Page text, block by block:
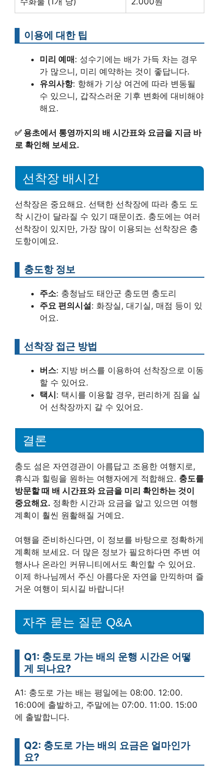
이용에 대한 팁
미리 예매: 성수기에는 배가 가득 차는 경우
가 많으니, 미리 예약하는 것이 좋답니다.
유의사항: 항해가 기상 여건에 따라 변동될
수 있으니, 갑작스러운 기후 변화에 대비해야
해요.
✅ 용초에서 통영까지의 배 시간표와 요금을 지금 바
로 확인해 보세요.
선착장 배시간
선착장은 중요해요. 선택한 선착장에 따라 충도 도
착 시간이 달라질 수 있기 때문이죠. 충도에는 여러
선착장이 있지만, 가장 많이 이용되는 선착장은 충
도항이예요.
충도항 정보
주소: 충청남도 태안군 충도면 충도리
주요 편의시설: 화장실, 대기실, 매점 등이 있
어요.
선착장 접근 방법
버스: 지방 버스를 이용하여 선착장으로 이동
할 수 있어요.
택시: 택시를 이용할 경우, 편리하게 짐을 실
어 선착장까지 갈 수 있어요.
결론
충도 섬은 자연경관이 아름답고 조용한 여행지로,
휴식과 힐링을 원하는 여행자에게 적합해요. 충도를
방문할 때 배 시간표와 요금을 미리 확인하는 것이
중요해요. 정확한 시간과 요금을 알고 있으면 여행
계획이 훨씬 원활해질 거예요.
여행을 준비하신다면, 이 정보를 바탕으로 정확하게
계획해 보세요. 더 많은 정보가 필요하다면 주변 여
행사나 온라인 커뮤니티에서도 확인할 수 있어요.
이제 하나님께서 주신 아름다운 자연을 만끽하며 즐
거운 여행이 되시길 바랍니다!
자주 묻는 질문 Q&A
Q1: 충도로 가는 배의 운행 시간은 어떻
게 되나요?
A1: 충도로 가는 배는 평일에는 08:00. 12:00.
16:00에 출발하고, 주말에는 07:00. 11:00. 15:00
에 출발합니다.
Q2: 충도로 가는 배의 요금은 얼마인가
요?